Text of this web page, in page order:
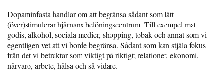
Dopaminfasta handlar om att begränsa sådant som lätt
(över)stimulerar hjärnans belöningscentrum. Till exempel mat,
godis, alkohol, sociala medier, shopping, tobak och annat som vi
egentligen vet att vi borde begränsa. Sådant som kan stjäla fokus
från det vi betraktar som viktigt på riktigt; relationer, ekonomi,
närvaro, arbete, hälsa och så vidare.